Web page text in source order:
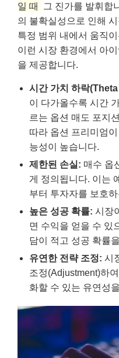
일 때
그 진가를 발휘합
의 불확실성으로 인해
특정 범위 내에서 움직
이런 시장 환경에서 아
을 제공합니다.
시간 가치 하락
이 다가올수록 시간
르는 옵션 매도 포지
따라 옵션 프리미엄
능성이 높습니다.
제한된 손실: 매수 옵
게 정의됩니다. 이는
부터 투자자를 보호
높은 성공 확률: 시장
면 수익을 얻을 수 있
담이 적고 성공 확률
유연한 전략 조정: 시
조정(Adjustment)하
화할 수 있는 유연성